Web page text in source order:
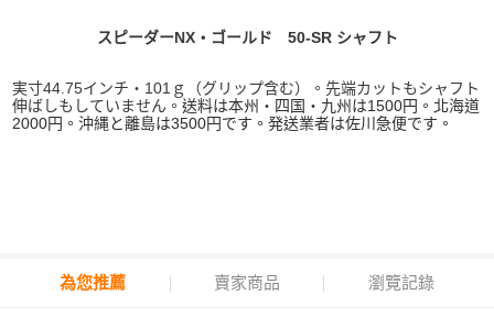
スピーダーNX・ゴールド 50-SR シャフト
実寸44.75インチ・101ｇ（グリップ含む）。先端カットもシャフト
伸ばしもしていません。送料は本州・四国・九州は1500円。北海道
2000円。沖縄と離島は3500円です。発送業者は佐川急便です。
為您推薦 賣家商品 瀏覽記錄